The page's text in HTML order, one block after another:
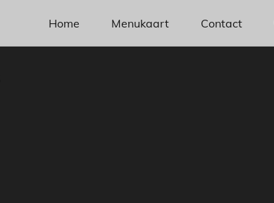
Home Menukaart Contact